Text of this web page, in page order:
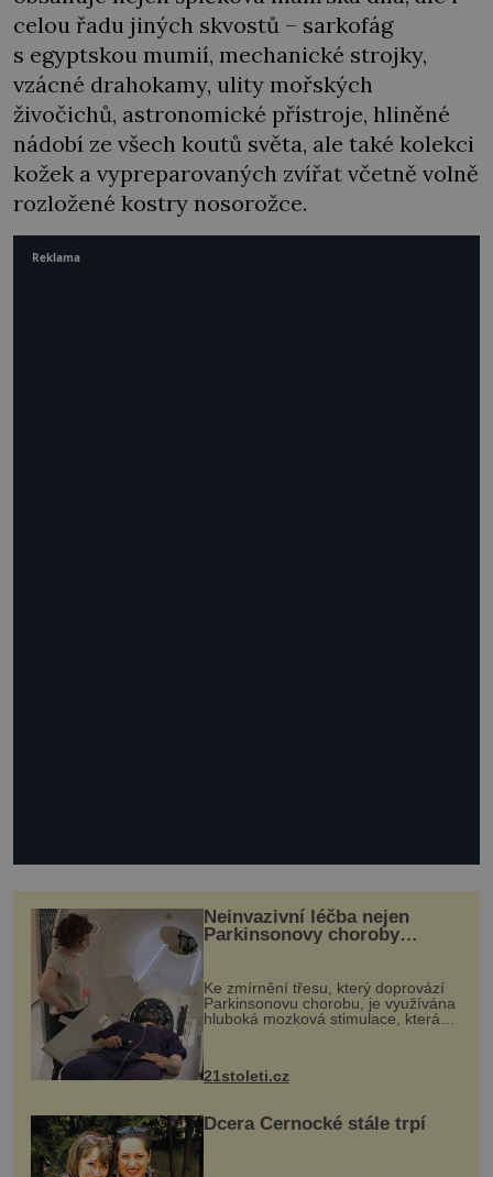
celou řadu jiných skvostů – sarkofág
s egyptskou mumií, mechanické strojky,
vzácné drahokamy, ulity mořských
živočichů, astronomické přístroje, hliněné
nádobí ze všech koutů světa, ale také kolekci
kožek a vypreparovaných zvířat včetně volně
rozložené kostry nosorožce.
Neinvazivní léčba nejen
Parkinsonovy choroby
Ke zmírnění třesu, který doprovází
Parkinsonovu chorobu, je využívána
hluboká mozková stimulace, která
však vyžaduje vysoce invazivní
zákrok. Ultrazvuk zase není vhodný
k dostatečně přesnému zacílení ...
21stoleti.cz
Dcera Černocké stále trpí
Reklama